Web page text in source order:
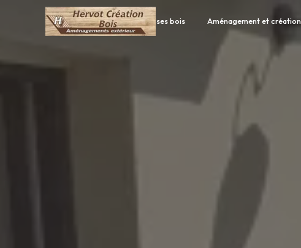
Accueil Terrasses bois Aménagement et création
Panneau de gestion des cookies